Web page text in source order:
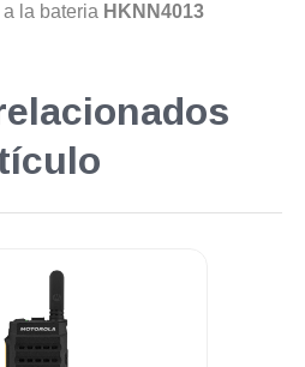
la bateria HKNN4013